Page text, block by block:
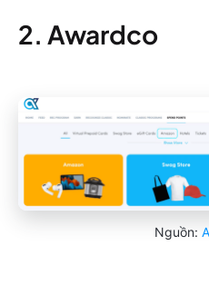
2. Awardco
Nguồn: